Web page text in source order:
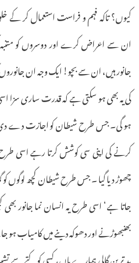
کیوں؟ تاکہ فہم و فراست استعمال کر کے
ان سے اعراض کرے اور دوسروں کو
جانور ہیں، ان سے بچو! ایک وجہ ان
کی یہ بھی ہو سکتی ہے کہ قدرت ساری سزا
ہو گی۔ جس طرح شیطان کو اجازت دے دی
کرنے کی اپنی سی کوشش کرتا رہے اسی
چھوڑ دیا گیا ۔ جس طرح شیطان کچھ لوگوں کو
جاتا ہے‘ اسی طرح یہ انسان نما جانور بھی
بھنبھوڑنے اور دھوکہ دینے میں کامیاب ہو
بد ترین گالی ہمارے ہاں، کسی کو کتے سے